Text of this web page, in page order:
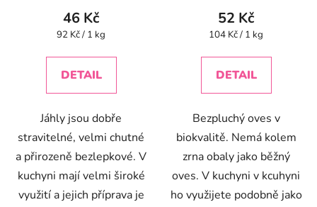
46 Kč
Měrná
92 Kč / 1 kg
DETAIL
Jáhly jsou dobře
stravitelné, velmi chutné
a přirozeně bezlepkové. V
kuchyni mají velmi široké
využití a jejich příprava je
52 Kč
Měrná
104 Kč / 1 kg
DETAIL
Bezpluchý oves v
biokvalitě. Nemá kolem
zrna obaly jako běžný
oves. V kuchyni v kcuhyni
ho využijete podobně jako